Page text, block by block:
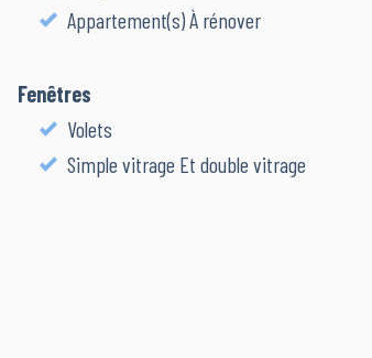
Appartement(s) À rénover
Fenêtres
Volets
Simple vitrage Et double vitrage